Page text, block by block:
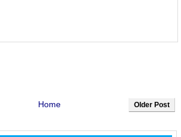
Older Post
Home